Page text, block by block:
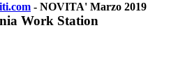
- NOVITA' Marzo 2019
Work Station